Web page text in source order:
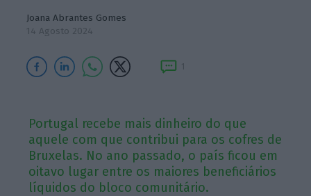
Joana Abrantes Gomes
14 Agosto 2024
1
Portugal recebe mais dinheiro do que
aquele com que contribui para os cofres de
Bruxelas. No ano passado, o país ficou em
oitavo lugar entre os maiores beneficiários
líquidos do bloco comunitário.